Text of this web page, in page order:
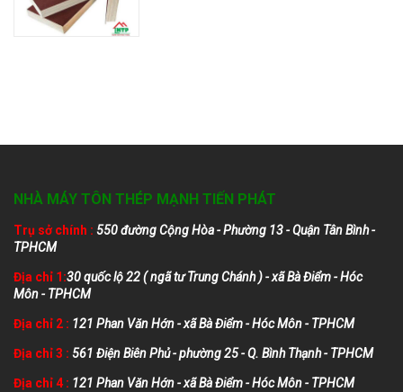
NHÀ MÁY TÔN THÉP MẠNH TIẾN PHÁT
Trụ sở chính : 550 đường Cộng Hòa - Phường 13 - Quận Tân Bình -
TPHCM
Địa chỉ 1:30 quốc lộ 22 ( ngã tư Trung Chánh ) - xã Bà Điểm - Hóc
Môn - TPHCM
Địa chỉ 2 : 121 Phan Văn Hớn - xã Bà Điểm - Hóc Môn - TPHCM
Địa chỉ 3 : 561 Điện Biên Phủ - phường 25 - Q. Bình Thạnh - TPHCM
Địa chỉ 4 : 121 Phan Văn Hớn - xã Bà Điểm - Hóc Môn - TPHCM